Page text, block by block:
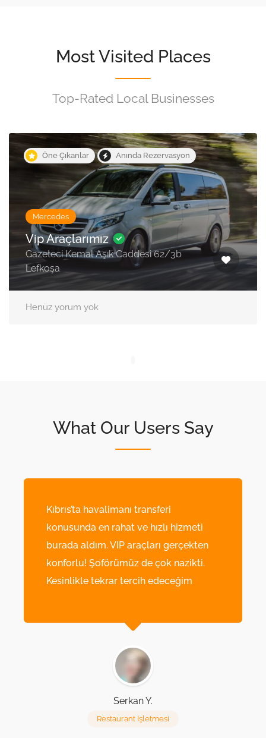
Most Visited Places
Top-Rated Local Businesses
Öne Çıkanlar Anında Rezervasyon
Mercedes
Vip Araçlarımız
Gazeteci Kemal Aşık Caddesi 62/3b
Lefkoşa
Henüz yorum yok
What Our Users Say
Kıbrıs’ta havalimanı transferi
konusunda en rahat ve hızlı hizmeti
burada aldım. VIP araçları gerçekten
konforlu! Şoförümüz de çok nazikti.
Kesinlikle tekrar tercih edeceğim
Serkan Y.
Restaurant İşletmesi